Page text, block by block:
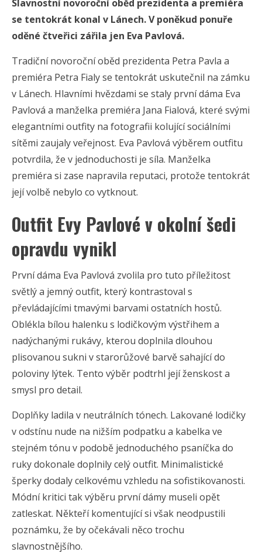
Slavnostní novoroční oběd prezidenta a premiéra
se tentokrát konal v Lánech. V poněkud ponuře
oděné čtveřici zářila jen Eva Pavlová.
Tradiční novoroční oběd prezidenta Petra Pavla a
premiéra Petra Fialy se tentokrát uskutečnil na zámku
v Lánech. Hlavními hvězdami se staly první dáma Eva
Pavlová a manželka premiéra Jana Fialová, které svými
elegantními outfity na fotografii kolující sociálními
sítěmi zaujaly veřejnost. Eva Pavlová výběrem outfitu
potvrdila, že v jednoduchosti je síla. Manželka
premiéra si zase napravila reputaci, protože tentokrát
její volbě nebylo co vytknout.
Outfit Evy Pavlové v okolní šedi
opravdu vynikl
První dáma Eva Pavlová zvolila pro tuto příležitost
světlý a jemný outfit, který kontrastoval s
převládajícími tmavými barvami ostatních hostů.
Oblékla bílou halenku s lodičkovým výstřihem a
nadýchanými rukávy, kterou doplnila dlouhou
plisovanou sukni v starorůžové barvě sahající do
poloviny lýtek. Tento výběr podtrhl její ženskost a
smysl pro detail.
Doplňky ladila v neutrálních tónech. Lakované lodičky
v odstínu nude na nižším podpatku a kabelka ve
stejném tónu v podobě jednoduchého psaníčka do
ruky dokonale doplnily celý outfit. Minimalistické
šperky dodaly celkovému vzhledu na sofistikovanosti.
Módní kritici tak výběru první dámy museli opět
zatleskat. Někteří komentující si však neodpustili
poznámku, že by očekávali něco trochu
slavnostnějšího.